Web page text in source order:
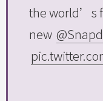
the world’s
new